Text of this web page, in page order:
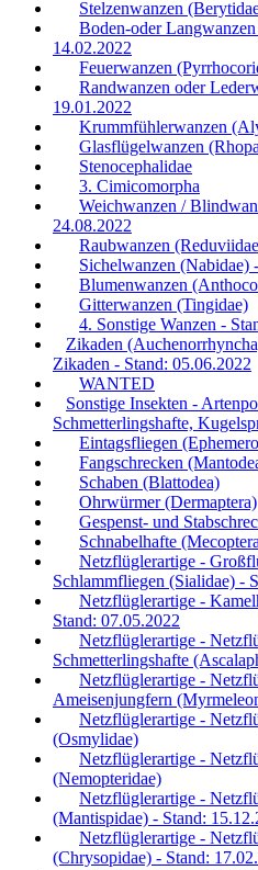
Stelzenwanzen
Boden-oder
14.02.2022
Feuerwanzen
Randwanzen oder
19.01.2022
Krummfühlerwanzen
Glasflügelwanzen
Stenocephalidae
3. Cimicomorpha
Weichwanzen /
24.08.2022
Raubwanzen
Sichelwanzen (Nabidae)
Blumenwanzen
Gitterwanzen (Tingidae)
4. Sonstige Wanzen -
Zikaden
Zikaden - Stand: 05.06.2022
WANTED
Sonstige Insekten -
Schmetterlingshafte,
Eintagsfliegen
Fangschrecken
Schaben (Blattodea)
Ohrwürmer (Dermaptera)
Gespenst- und
Schnabelhafte
Netzflüglerartige -
Schlammfliegen (Sialidae) -
Netzflüglerartige -
Stand: 07.05.2022
Netzflüglerartige -
Schmetterlingshafte
Netzflüglerartige -
Ameisenjungfern
Netzflüglerartige -
(Osmylidae)
Netzflüglerartige -
(Nemopteridae)
Netzflüglerartige -
(Mantispidae) - Stand:
Netzflüglerartige -
(Chrysopidae) - Stand: